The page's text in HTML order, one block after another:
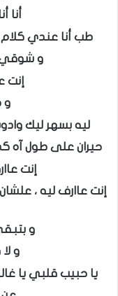
أنا
طب أنا عندي
و شوقي
إنت
و
ليه بسهر ليك
حيران على طول آه
إنت
إنت عاارف ليه ،
و
و
يا حبيب قلبي يا